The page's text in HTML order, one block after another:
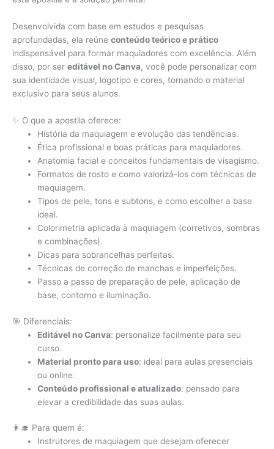
Desenvolvida com base em estudos e pesquisas
aprofundadas, ela reúne conteúdo teórico e prático
indispensável para formar maquiadores com excelência. Além
disso, por ser editável no Canva, você pode personalizar com
sua identidade visual, logotipo e cores, tornando o material
exclusivo para seus alunos.
✨ O que a apostila oferece:
História da maquiagem e evolução das tendências.
Ética profissional e boas práticas para maquiadores.
Anatomia facial e conceitos fundamentais de visagismo.
Formatos de rosto e como valorizá-los com técnicas de
maquiagem.
Tipos de pele, tons e subtons, e como escolher a base
ideal.
Colorimetria aplicada à maquiagem (corretivos, sombras
e combinações).
Dicas para sobrancelhas perfeitas.
Técnicas de correção de manchas e imperfeições.
Passo a passo de preparação de pele, aplicação de
base, contorno e iluminação.
🎯 Diferenciais:
Editável no Canva: personalize facilmente para seu
curso.
Material pronto para uso: ideal para aulas presenciais
ou online.
Conteúdo profissional e atualizado: pensado para
elevar a credibilidade das suas aulas.
👩‍🎓 Para quem é:
Instrutores de maquiagem que desejam oferecer